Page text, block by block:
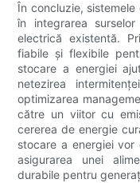
În concluzie,
în integrarea
electrică existentă.
fiabile și flexibile
stocare a energiei
netezirea
optimizarea
către un viitor cu
cererea de energie
stocare a energiei
asigurarea unei
durabile pentru